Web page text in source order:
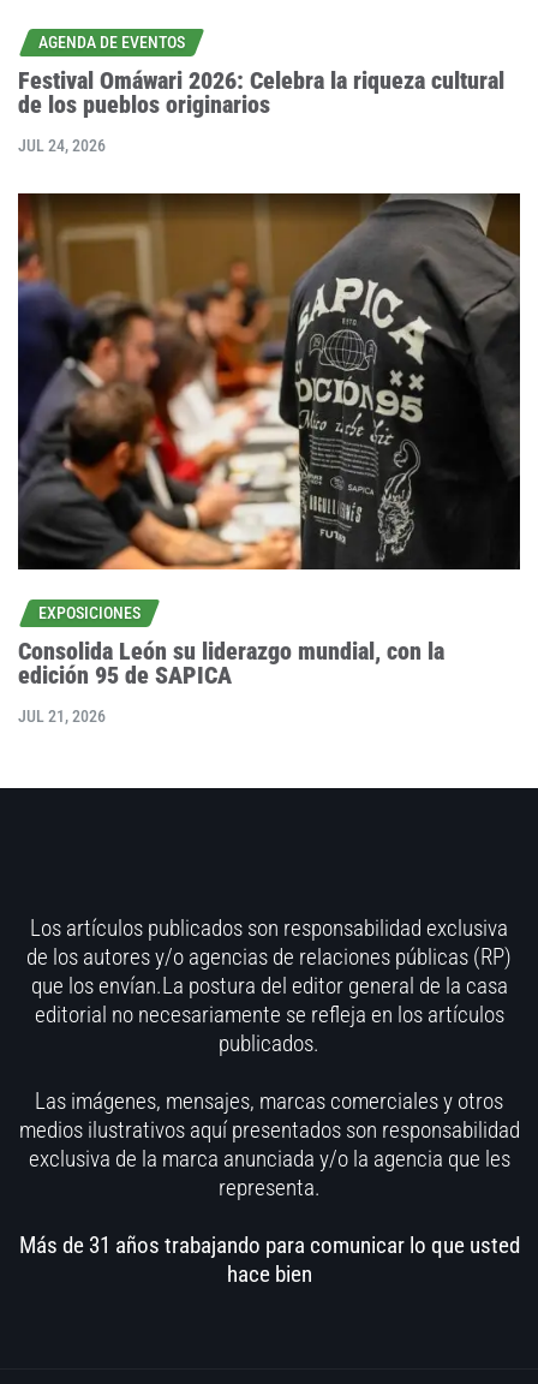
AGENDA DE EVENTOS
Festival Omáwari 2026: Celebra la riqueza cultural
de los pueblos originarios
JUL 24, 2026
EXPOSICIONES
Consolida León su liderazgo mundial, con la
edición 95 de SAPICA
JUL 21, 2026
Los artículos publicados son responsabilidad exclusiva
de los autores y/o agencias de relaciones públicas (RP)
que los envían.La postura del editor general de la casa
editorial no necesariamente se refleja en los artículos
publicados.
Las imágenes, mensajes, marcas comerciales y otros
medios ilustrativos aquí presentados son responsabilidad
exclusiva de la marca anunciada y/o la agencia que les
representa.
Más de 31 años trabajando para comunicar lo que usted
hace bien